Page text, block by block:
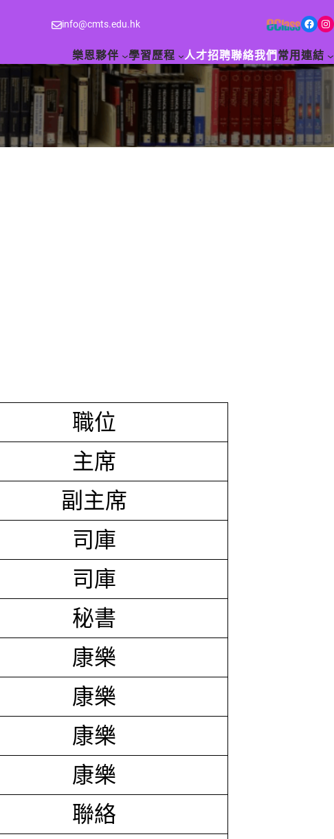
info@cmts.edu.hk Facebook Instagram
樂恩夥伴 學習歷程 人才招聘聯絡我們 常用連結
職位
主席
副主席
司庫
司庫
秘書
康樂
康樂
康樂
康樂
聯絡